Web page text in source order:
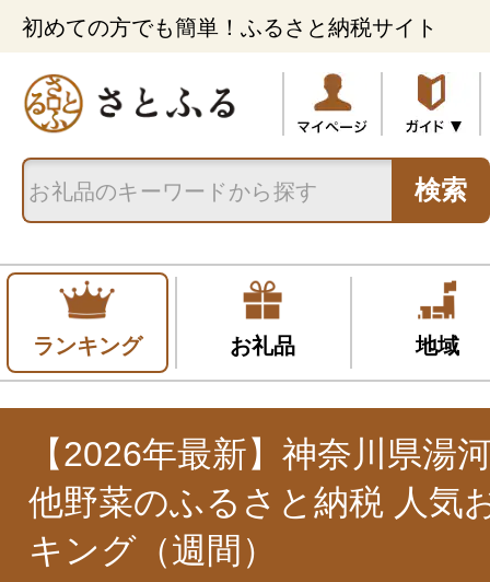
初めての方でも簡単！ふるさと納税サイト
検索
ランキング お礼品 地域
【2026年最新】神奈川県湯
他野菜のふるさと納税 人気
キング（週間）